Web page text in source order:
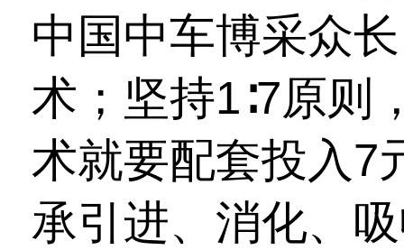
中国中车博采众
术；坚持1∶7原则
术就要配套投入
承引进、消化、